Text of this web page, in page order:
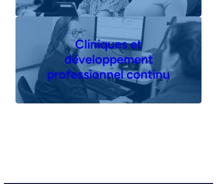
Cliniques et
développement
professionnel continu